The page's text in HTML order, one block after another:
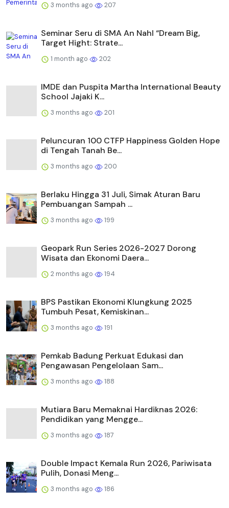
3 months ago 207
Seminar Seru di SMA An Nahl “Dream Big,
Target Hight: Strate...
1 month ago 202
IMDE dan Puspita Martha International Beauty
School Jajaki K...
3 months ago 201
Peluncuran 100 CTFP Happiness Golden Hope
di Tengah Tanah Be...
3 months ago 200
Berlaku Hingga 31 Juli, Simak Aturan Baru
Pembuangan Sampah ...
3 months ago 199
Geopark Run Series 2026-2027 Dorong
Wisata dan Ekonomi Daera...
2 months ago 194
BPS Pastikan Ekonomi Klungkung 2025
Tumbuh Pesat, Kemiskinan...
3 months ago 191
Pemkab Badung Perkuat Edukasi dan
Pengawasan Pengelolaan Sam...
3 months ago 188
Mutiara Baru Memaknai Hardiknas 2026:
Pendidikan yang Mengge...
3 months ago 187
Double Impact Kemala Run 2026, Pariwisata
Pulih, Donasi Meng...
3 months ago 186